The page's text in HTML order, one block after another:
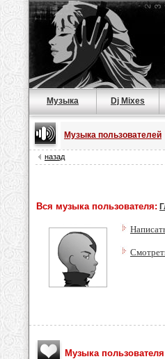
Музыка Dj Mixes
Музыка пользователей
назад
Вся музыка пользователя:
Музыка